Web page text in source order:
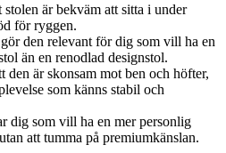
är bekväm att sitta i under
för ryggen.
den relevant för dig som vill ha en
än en renodlad designstol.
den är skonsam mot ben och höfter,
som känns stabil och
dig som vill ha en mer personlig
att tumma på premiumkänslan.